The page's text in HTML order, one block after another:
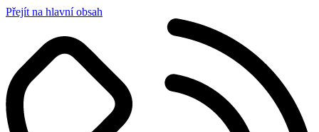
Přejít na hlavní obsah